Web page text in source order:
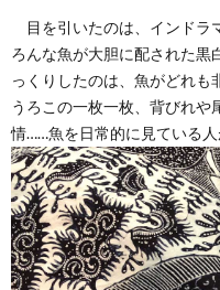
目を引いたのは、インドラ
ろんな魚が大胆に配された黒
っくりしたのは、魚がどれも
うろこの一枚一枚、背びれや
情……魚を日常的に見ている人